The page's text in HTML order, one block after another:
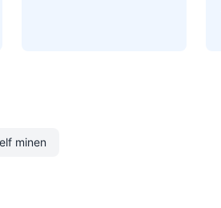
minen